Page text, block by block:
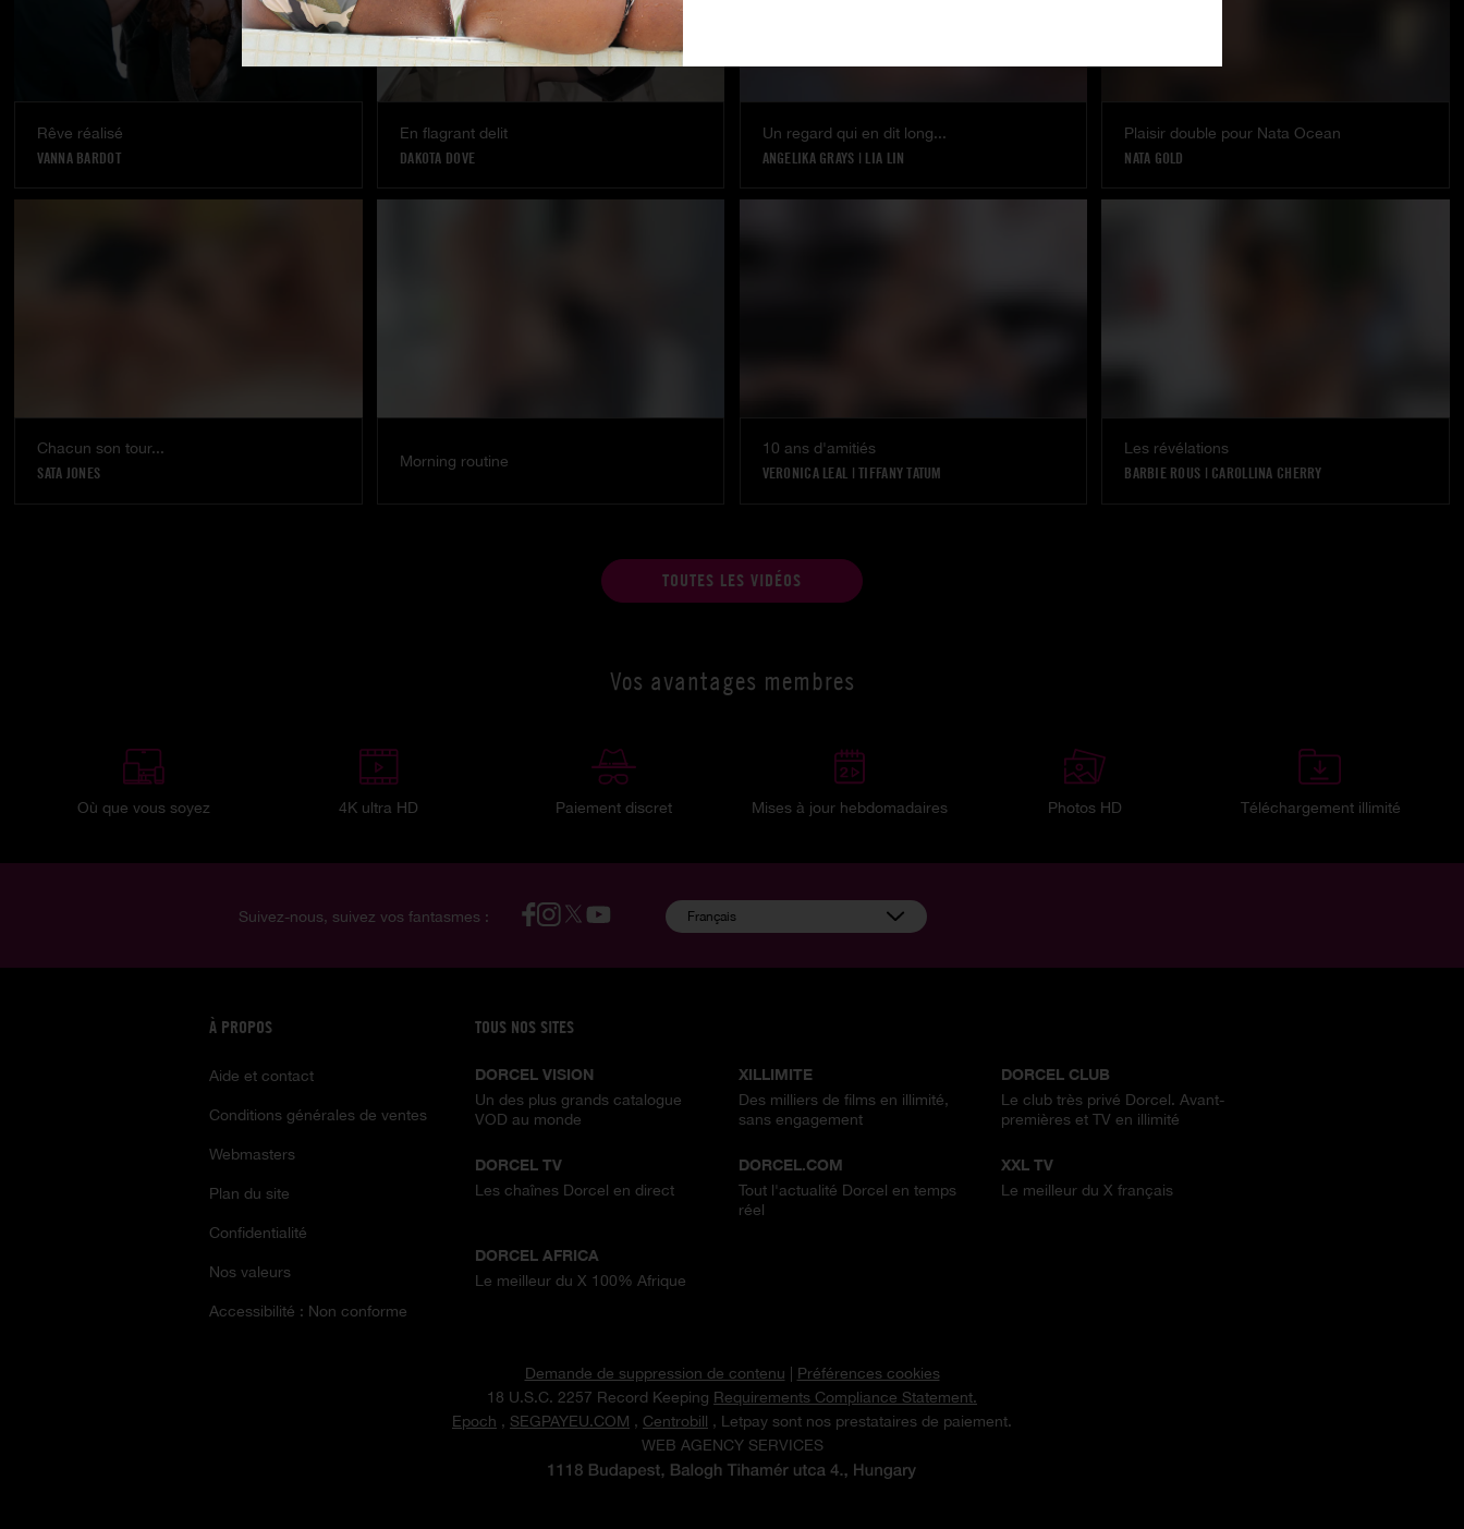
Rêve réalisé
VANNA BARDOT
En flagrant delit
DAKOTA DOVE
Un regard qui en dit long...
ANGELIKA GRAYS | LIA LIN
Plaisir double pour Nata Ocean
NATA GOLD
Chacun son tour...
SATA JONES
Morning routine
10 ans d'amitiés
VERONICA LEAL |TIFFANY TATUM
Les révélations
BARBIE ROUS | CAROLLINA CHERRY
TOUTES LES VIDÉOS
Vos avantages membres
Où que vous soyez 4K ultra HD Paiement discret Mises à jour hebdomadaires Photos HD Téléchargement illimité
Suivez-nous, suivez vos fantasmes : Français
À PROPOS
Aide et contact
Conditions générales de ventes
Webmasters
Plan du site
Confidentialité
Nos valeurs
Accessibilité : Non conforme
TOUS NOS SITES
DORCEL VISION
Un des plus grands catalogue
VOD au monde
XILLIMITE
Des milliers de films en illimité,
sans engagement
DORCEL CLUB
Le club très privé Dorcel. Avant-
premières et TV en illimité
DORCEL TV
Les chaînes Dorcel en direct
DORCEL.COM
Tout l'actualité Dorcel en temps
réel
XXL TV
Le meilleur du X français
DORCEL AFRICA
Le meilleur du X 100% Afrique
Demande de suppression de contenu
Préférences cookies
18 U.S.C. 2257 Record Keeping Requirements Compliance Statement.
Epoch , SEGPAYEU.COM , Centrobill , Letpay sont nos prestataires de paiement.
WEB AGENCY SERVICES